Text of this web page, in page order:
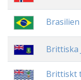
Brasilien
Brittiska
Brittiskt